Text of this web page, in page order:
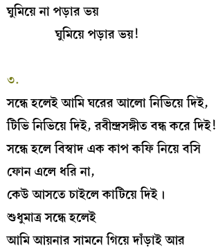
ঘুমিয়ে না পড়ার ভয়
ঘুমিয়ে পড়ার ভয়!
৩.
সন্ধে হলেই আমি ঘরের আলো নিভিয়ে দিই,
টিভি নিভিয়ে দিই, রবীন্দ্রসঙ্গীত বন্ধ করে দিই!
সন্ধে হলে বিস্বাদ এক কাপ কফি নিয়ে বসি
ফোন এলে ধরি না,
কেউ আসতে চাইলে কাটিয়ে দিই।
শুধুমাত্র সন্ধে হলেই
আমি আয়নার সামনে গিয়ে দাঁড়াই আর